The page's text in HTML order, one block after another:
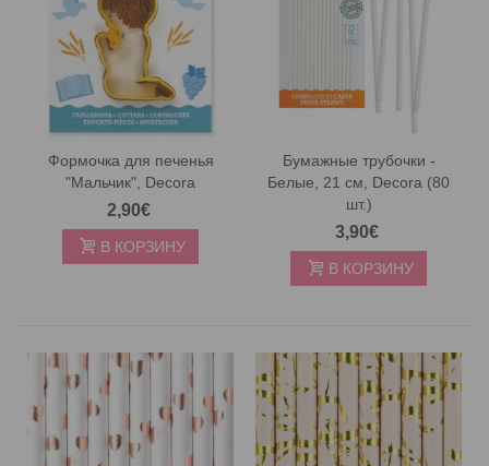
Формочка для печенья
"Мальчик", Decora
2,90€
В КОРЗИНУ
Бумажные трубочки -
Белые, 21 см, Decora (80
шт.)
3,90€
В КОРЗИНУ